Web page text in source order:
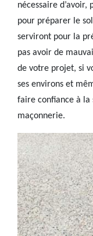
nécessaire
pour préparer le
serviront pour la
pas avoir de
de votre projet, si
ses environs et
faire confiance à la
maçonnerie.